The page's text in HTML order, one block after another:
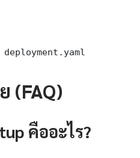
(FAQ)
คืออะไร?